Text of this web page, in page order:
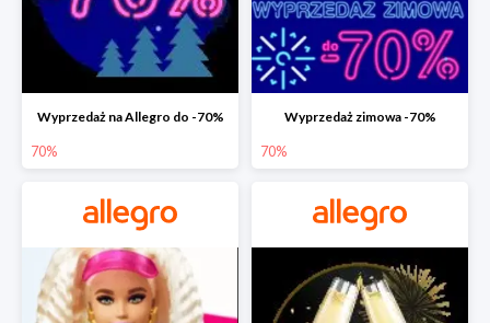
Wyprzedaż na Allegro do -70%
70%
Wyprzedaż zimowa -70%
70%